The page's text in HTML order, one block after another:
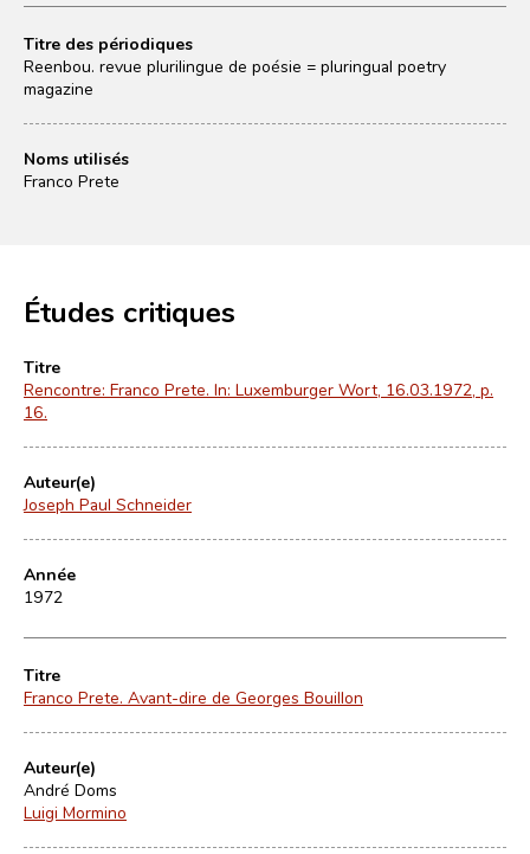
Titre des périodiques
Reenbou. revue plurilingue de poésie = pluringual poetry
magazine
Noms utilisés
Franco Prete
Études critiques
Titre
Rencontre: Franco Prete. In: Luxemburger Wort, 16.03.1972, p.
16.
Auteur(e)
Joseph Paul Schneider
Année
1972
Titre
Franco Prete. Avant-dire de Georges Bouillon
Auteur(e)
André Doms
Luigi Mormino